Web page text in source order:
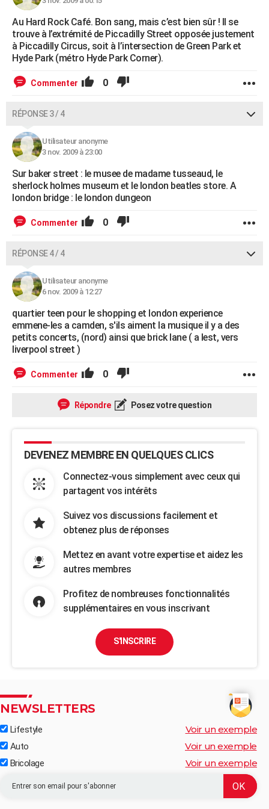
Au Hard Rock Café. Bon sang, mais c’est bien sûr ! Il se
trouve à l’extrémité de Piccadilly Street opposée justement
à Piccadilly Circus, soit à l’intersection de Green Park et
Hyde Park (métro Hyde Park Corner).
Commenter 0
RÉPONSE 3 / 4
Utilisateur anonyme
3 nov. 2009 à 23:00
Sur baker street : le musee de madame tusseaud, le
sherlock holmes museum et le london beatles store. A
london bridge : le london dungeon
Commenter 0
RÉPONSE 4 / 4
Utilisateur anonyme
6 nov. 2009 à 12:27
quartier teen pour le shopping et london experience
emmene-les a camden, s'ils aiment la musique il y a des
petits concerts, (nord) ainsi que brick lane ( a lest, vers
liverpool street )
Commenter 0
Répondre Posez votre question
DEVENEZ MEMBRE EN QUELQUES CLICS
Connectez-vous simplement avec ceux qui
partagent vos intérêts
Suivez vos discussions facilement et
obtenez plus de réponses
Mettez en avant votre expertise et aidez les
autres membres
Profitez de nombreuses fonctionnalités
supplémentaires en vous inscrivant
S'INSCRIRE
NEWSLETTERS
Lifestyle Voir un exemple
Auto Voir un exemple
Bricolage Voir un exemple